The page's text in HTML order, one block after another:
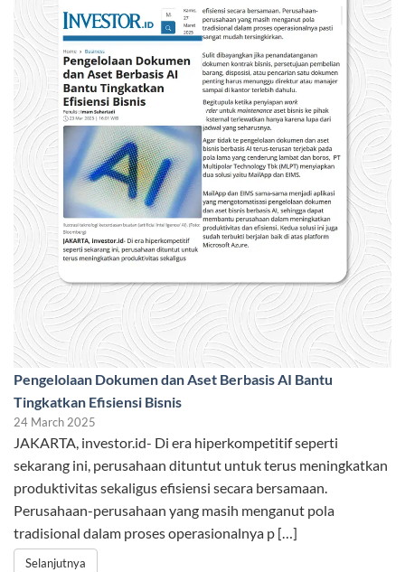
Pengelolaan Dokumen dan Aset Berbasis AI Bantu
Tingkatkan Efisiensi Bisnis
24 March 2025
JAKARTA, investor.id- Di era hiperkompetitif seperti
sekarang ini, perusahaan dituntut untuk terus meningkatkan
produktivitas sekaligus efisiensi secara bersamaan.
Perusahaan-perusahaan yang masih menganut pola
tradisional dalam proses operasionalnya p […]
Selanjutnya